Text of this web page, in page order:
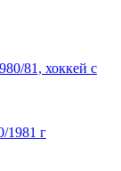
81, хоккей с
1981 г